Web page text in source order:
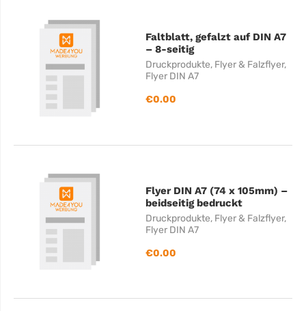
Faltblatt, gefalzt auf DIN A7
– 8-seitig
Druckprodukte, Flyer & Falzflyer,
Flyer DIN A7
€0.00
Flyer DIN A7 (74 x 105mm) –
beidseitig bedruckt
Druckprodukte, Flyer & Falzflyer,
Flyer DIN A7
€0.00